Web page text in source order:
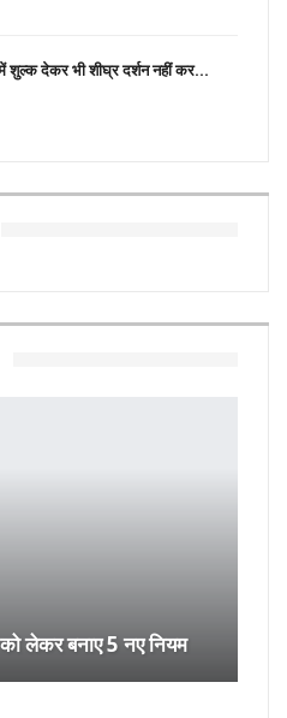
शुल्क देकर भी शीघ्र दर्शन नहीं कर…
लेकर बनाए 5 नए नियम